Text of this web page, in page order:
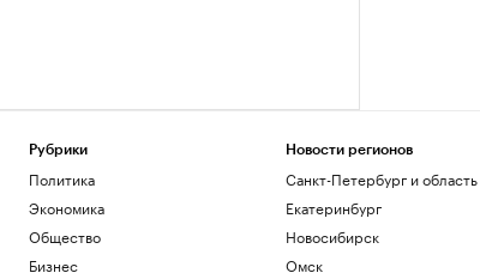
Рубрики
Политика
Экономика
Общество
Бизнес
Новости регионов
Санкт-Петербург и область
Екатеринбург
Новосибирск
Омск